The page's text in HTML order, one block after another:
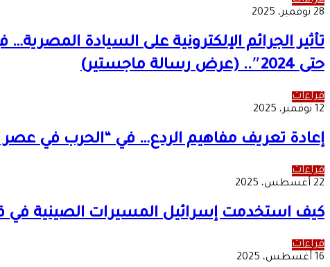
28 نوفمبر، 2025
حتى 2024″.. (عرض رسالة ماجستير)
قراءات
12 نوفمبر، 2025
إعادة تعريف مفاهيم الردع… في “الحرب في
قراءات
22 أغسطس، 2025
كيف استخدمت إسرائيل المسيرات الصينية في
قراءات
16 أغسطس، 2025